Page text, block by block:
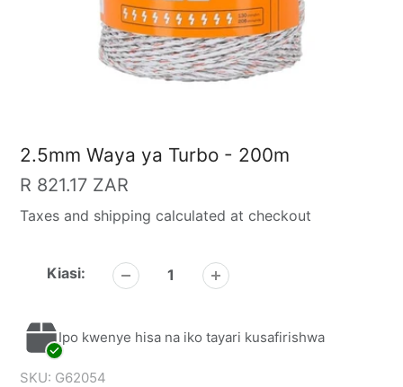
2.5mm Waya ya Turbo - 200m
Bei
ya
R 821.17 ZAR
Taxes and shipping calculated at checkout
Kiasi:
Ipo kwenye hisa na iko tayari kusafirishwa
SKU: G62054